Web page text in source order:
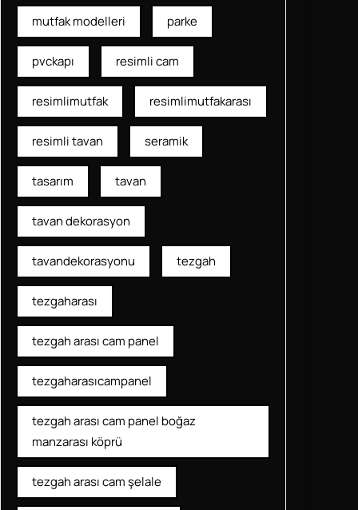
mutfak modelleri parke
pvckapı resimli cam
resimlimutfak resimlimutfakarası
resimli tavan seramik
tasarım tavan
tavan dekorasyon
tavandekorasyonu tezgah
tezgaharası
tezgah arası cam panel
tezgaharasıcampanel
tezgah arası cam panel boğaz
manzarası köprü
tezgah arası cam şelale